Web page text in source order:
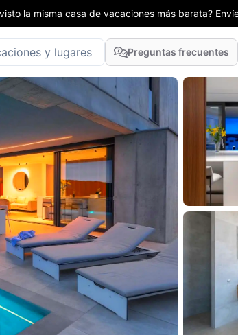
la misma casa de vacaciones más barata?
Preguntas frecuentes